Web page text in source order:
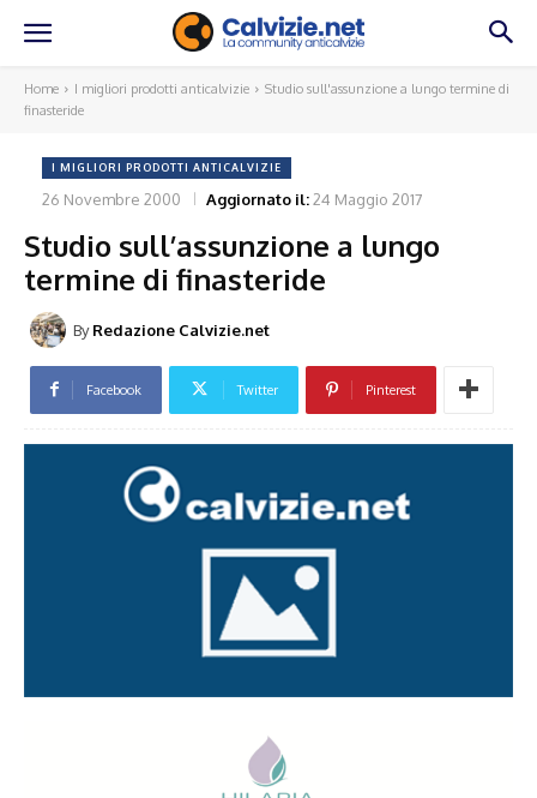
Home I migliori prodotti anticalvizie
Studio sull'assunzione a lungo termine di
finasteride
I MIGLIORI PRODOTTI ANTICALVIZIE
26 Novembre 2000 Aggiornato il:24 Maggio 2017
Studio sull’assunzione a lungo
termine di finasteride
By Redazione Calvizie.net
Facebook Twitter Pinterest